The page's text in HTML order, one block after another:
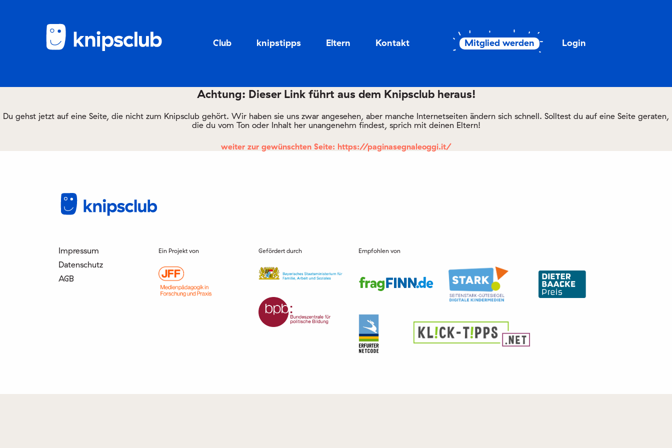
Club knipstipps Eltern Kontakt Mitglied werden Login
Achtung: Dieser Link führt aus dem Knipsclub heraus!
Du gehst jetzt auf eine Seite, die nicht zum Knipsclub gehört. Wir haben sie uns zwar angesehen, aber manche Internetseiten ändern sich schnell. Solltest du auf eine Seite geraten,
die du vom Ton oder Inhalt her unangenehm findest, sprich mit deinen Eltern!
weiter zur gewünschten Seite: https://paginasegnaleoggi.it/
Impressum
Datenschutz
AGB
Ein Projekt von Gefördert durch Empfohlen von